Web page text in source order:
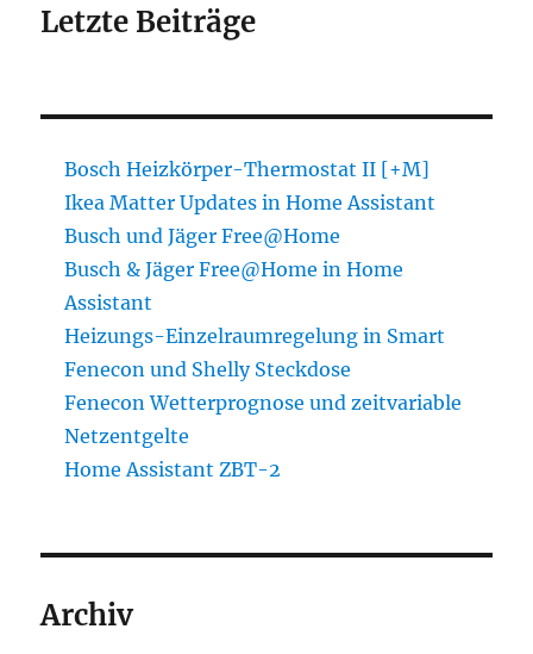
Letzte Beiträge
Bosch Heizkörper-Thermostat II [+M]
Ikea Matter Updates in Home Assistant
Busch und Jäger Free@Home
Busch & Jäger Free@Home in Home
Assistant
Heizungs-Einzelraumregelung in Smart
Fenecon und Shelly Steckdose
Fenecon Wetterprognose und zeitvariable
Netzentgelte
Home Assistant ZBT-2
Archiv